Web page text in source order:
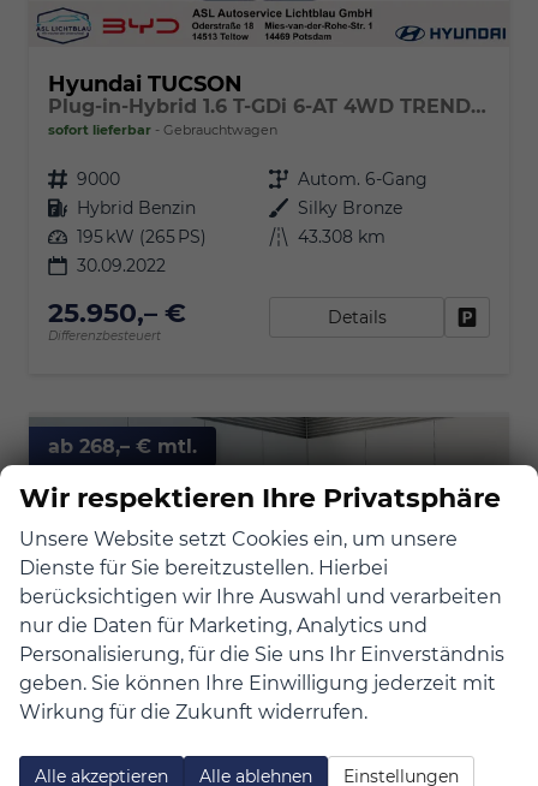
Hyundai TUCSON
Plug-in-Hybrid 1.6 T-GDi 6-AT 4WD TREND Assistenz-Paket, el. Heckklappe & Krell
sofort lieferbar Gebrauchtwagen
Fahrzeugnr. 9000 Getriebe Autom. 6-Gang
Kraftstoff Hybrid Benzin Außenfarbe Silky Bronze
Leistung 195 kW (265 PS) Kilometerstand 43.308 km
30.09.2022
25.950,– €
Differenzbesteuert
Details
ab 268,– € mtl.
Wir respektieren Ihre Privatsphäre
Unsere Website setzt Cookies ein, um unsere
Dienste für Sie bereitzustellen. Hierbei
berücksichtigen wir Ihre Auswahl und verarbeiten
nur die Daten für Marketing, Analytics und
Personalisierung, für die Sie uns Ihr Einverständnis
geben. Sie können Ihre Einwilligung jederzeit mit
Wirkung für die Zukunft widerrufen.
Alle akzeptieren Alle ablehnen Einstellungen